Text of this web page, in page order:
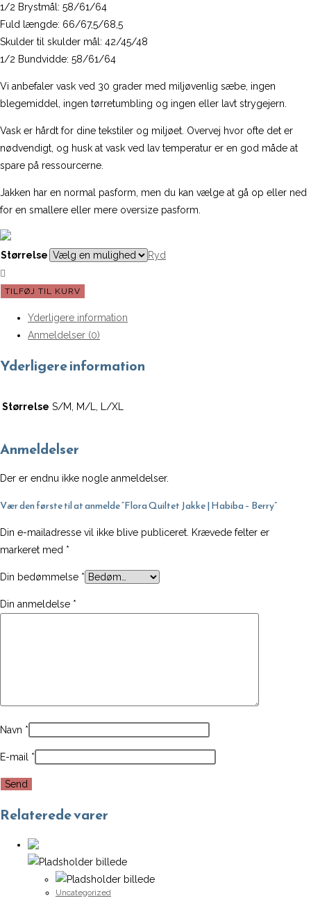
1/2 Brystmål: 58/61/64
Fuld længde: 66/67,5/68,5
Skulder til skulder mål: 42/45/48
1/2 Bundvidde: 58/61/64
Vi anbefaler vask ved 30 grader med miljøvenlig sæbe, ingen
blegemiddel, ingen tørretumbling og ingen eller lavt strygejern.
Vask er hårdt for dine tekstiler og miljøet. Overvej hvor ofte det er
nødvendigt, og husk at vask ved lav temperatur er en god måde at
spare på ressourcerne.
Jakken har en normal pasform, men du kan vælge at gå op eller ned
for en smallere eller mere oversize pasform.
Størrelse Ryd
Flora
Habiba
antal
TILFØJ TIL KURV
Yderligere information
Anmeldelser (0)
Yderligere information
Størrelse S/M, M/L, L/XL
Anmeldelser
Der er endnu ikke nogle anmeldelser.
Vær den første til at anmelde “Flora Quiltet Jakke | Habiba – Berry”
Din e-mailadresse vil ikke blive publiceret. Krævede felter er
markeret med *
Din bedømmelse *
Din anmeldelse *
Navn *
E-mail *
Relaterede varer
Uncategorized